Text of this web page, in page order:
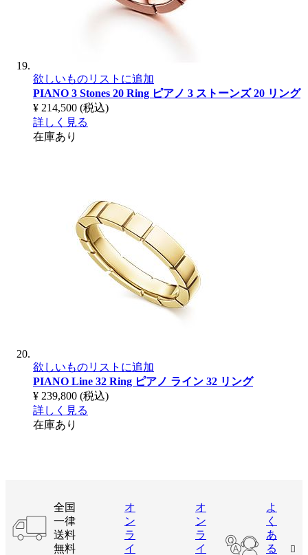
欲しいものリストに追加
PIANO 3 Stones 20 Ring ピアノ 3 ストーンズ 20 リング
¥ 214,500 (税込)
詳しく見る
在庫あり
欲しいものリストに追加
PIANO Line 32 Ring ピアノ ライン 32 リング
¥ 239,800 (税込)
詳しく見る
在庫あり
全国
一律
送料
無料
オ
ン
ラ
イ
オ
ン
ラ
イ
よ
く
あ
る